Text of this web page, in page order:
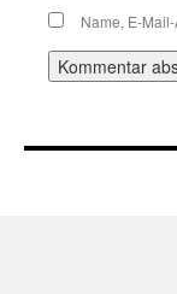
Name, E-